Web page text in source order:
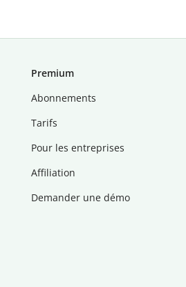
Premium
Abonnements
Tarifs
Pour les entreprises
Affiliation
Demander une démo